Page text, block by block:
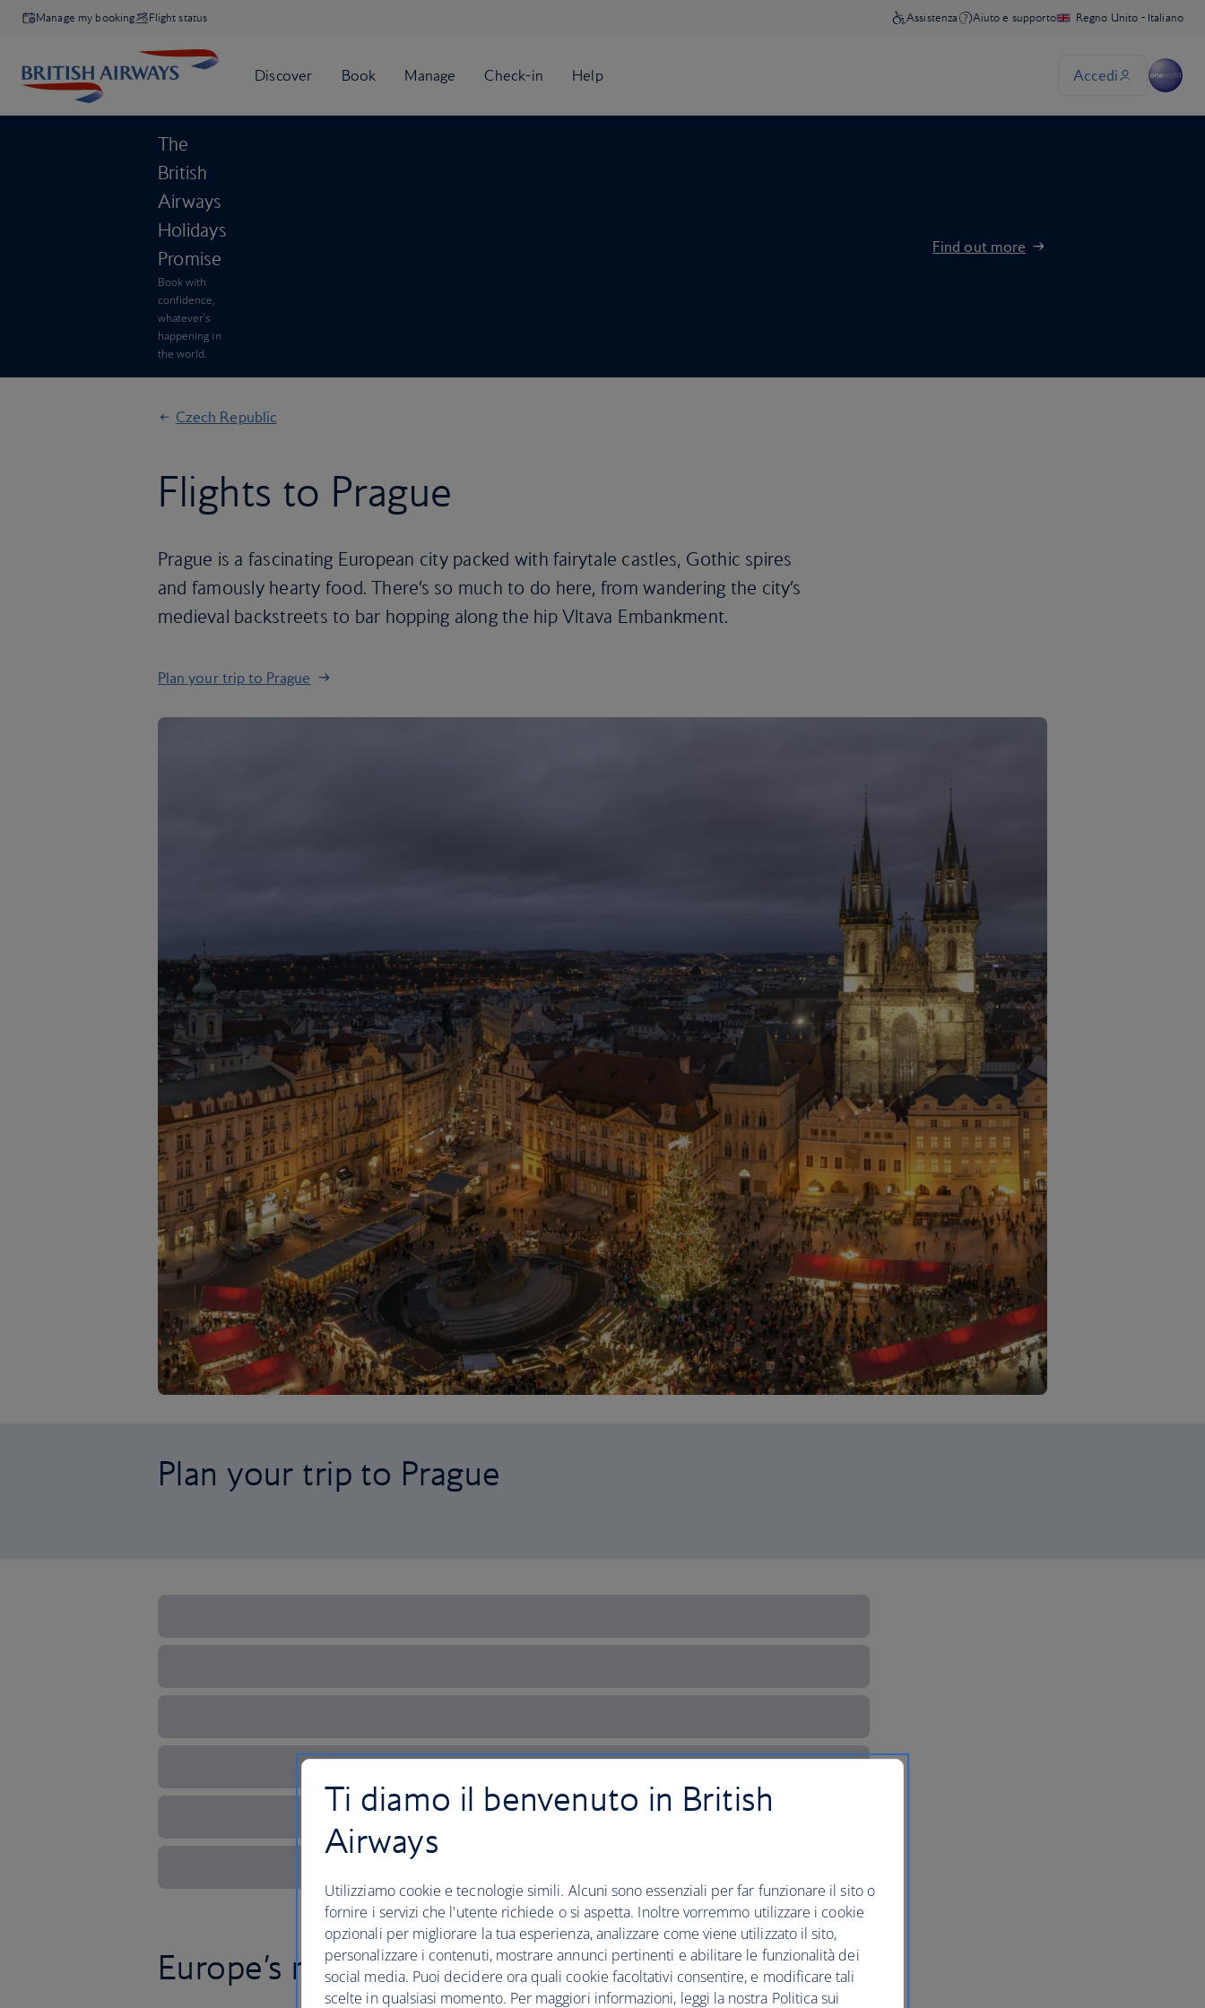
Manage my booking Flight status
The
British
Airways
Holidays
Promise
Book with
confidence,
whatever’s
happening in
the world.
Find out more
Czech Republic
Flights to Prague
Prague is a fascinating European city packed with fairytale castles, Gothic spires
and famously hearty food. There’s so much to do here, from wandering the city’s
medieval backstreets to bar hopping along the hip Vltava Embankment.
Plan your trip to Prague
Plan your trip to Prague
Europe’s magical Gothic city
Ti diamo il benvenuto in British
Airways
Utilizziamo cookie e tecnologie simili. Alcuni sono essenziali per far funzionare il sito o
fornire i servizi che l'utente richiede o si aspetta. Inoltre vorremmo utilizzare i cookie
opzionali per migliorare la tua esperienza, analizzare come viene utilizzato il sito,
personalizzare i contenuti, mostrare annunci pertinenti e abilitare le funzionalità dei
social media. Puoi decidere ora quali cookie facoltativi consentire, e modificare tali
scelte in qualsiasi momento. Per maggiori informazioni, leggi la nostra Politica sui